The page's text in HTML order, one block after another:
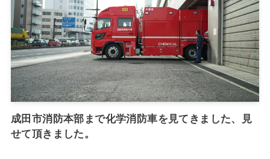
成田市消防本部まで化学消防車を見てきました、見
せて頂きました。